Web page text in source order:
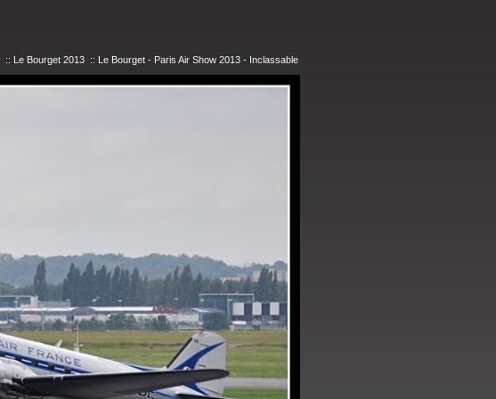
:: Le Bourget 2013 :: Le Bourget - Paris Air Show 2013 - Inclassable